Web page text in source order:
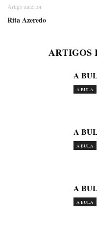
Artigo anterior
Rita Azeredo
ARTIGOS
A
A BULA
A
A BULA
A
A BULA